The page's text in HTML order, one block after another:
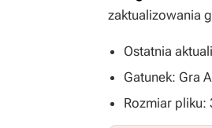
zaktualizowania
Ostatnia
Gatunek: Gra
Rozmiar pliku: